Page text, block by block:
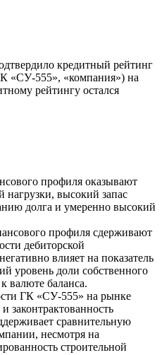
кредитный рейтинг
«СУ-555», «компания») на
рейтингу остался
профиля оказывают
нагрузки, высокий запас
долга и умеренно высокий
профиля сдерживают
дебиторской
влияет на показатель
уровень доли собственного
валюте баланса.
ГК «СУ-555» на рынке
законтрактованность
сравнительную
несмотря на
строительной